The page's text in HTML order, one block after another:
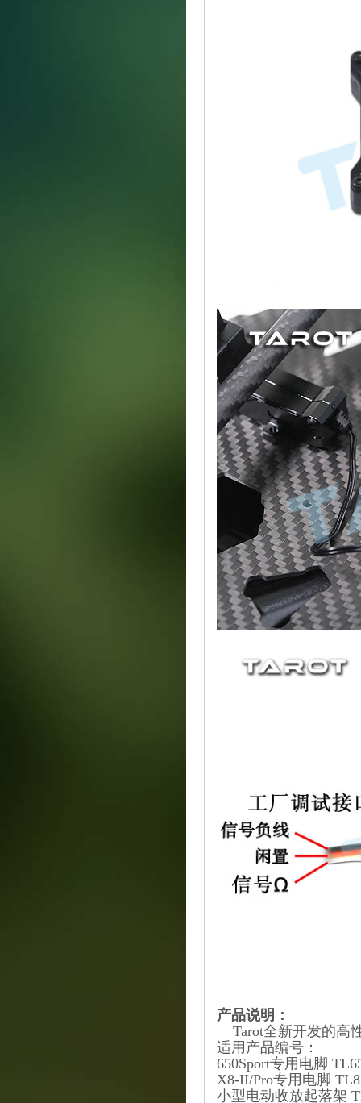
产品说明：
Tarot全新开发的高
适用产品编号：
650Sport专用电脚
X8-II/Pro专用电脚
小型电动收放起落架